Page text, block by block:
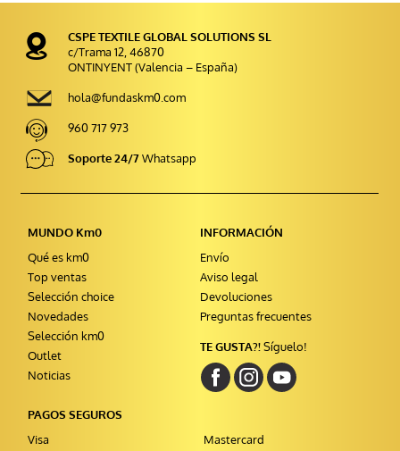
CSPE TEXTILE GLOBAL SOLUTIONS SL
c/Trama 12, 46870
ONTINYENT (Valencia – España)
hola@fundaskm0.com
960 717 973
Soporte 24/7Whatsapp
MUNDO Km0
Qué es km0
Top ventas
Selección choice
Novedades
Selección km0
Outlet
Noticias
INFORMACIÓN
Envío
Aviso legal
Devoluciones
Preguntas frecuentes
TE GUSTA?!Síguelo!
PAGOS SEGUROS
Visa
Mastercard